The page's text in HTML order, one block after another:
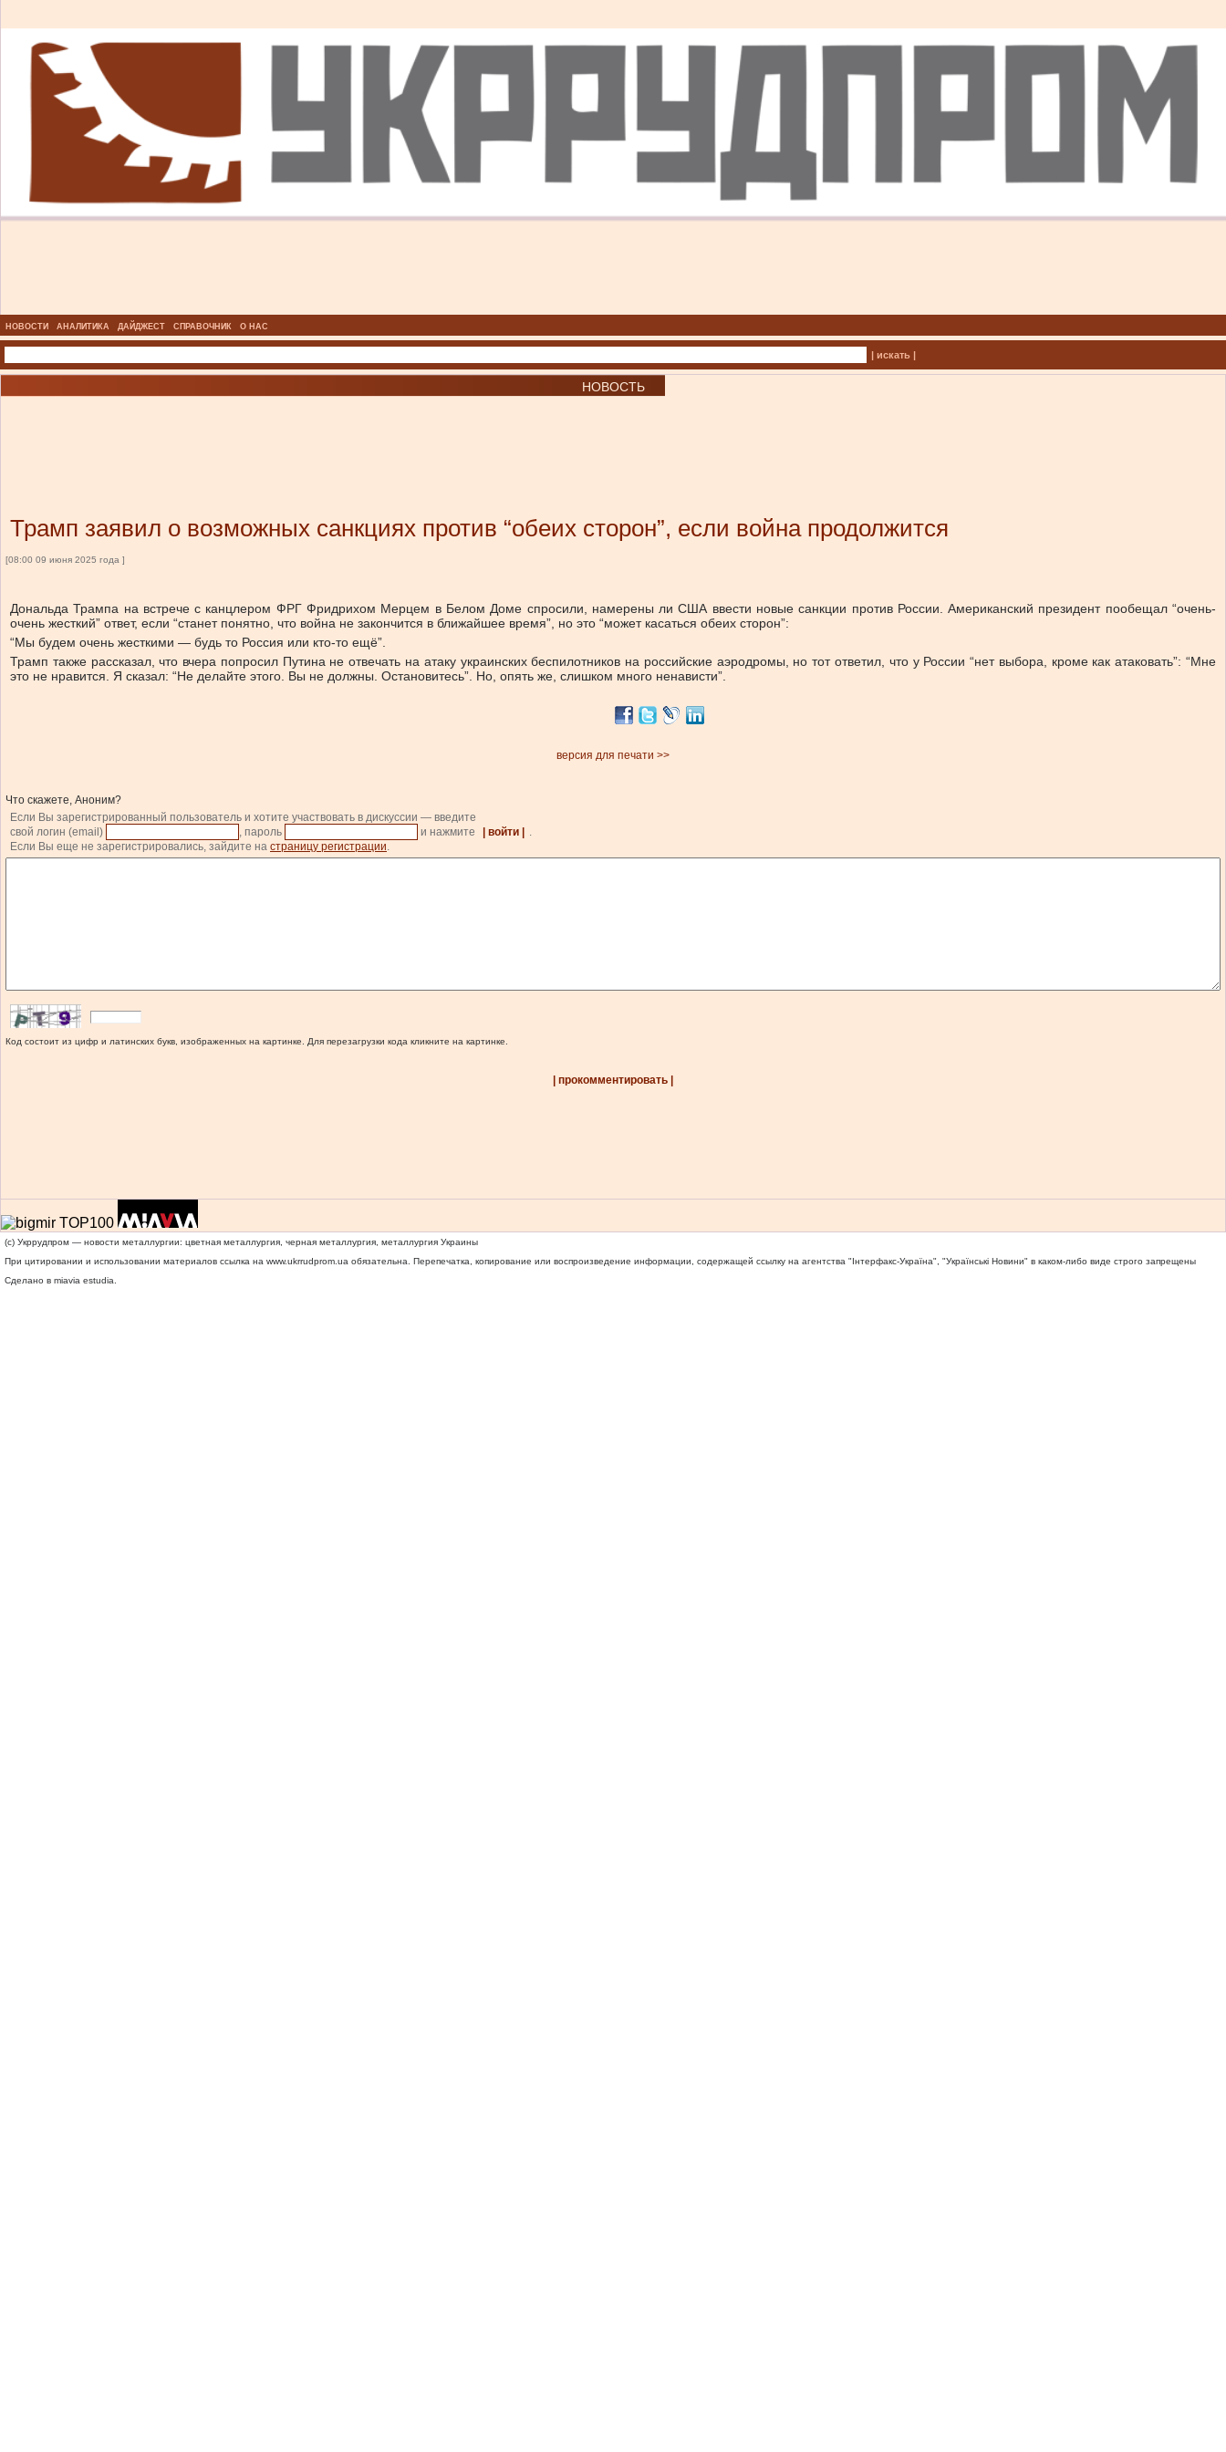
НОВОСТИ АНАЛИТИКА ДАЙДЖЕСТ СПРАВОЧНИК О НАС
| искать |
НОВОСТЬ
Трамп заявил о возможных санкциях против “обеих сторон”, если война продолжится
[08:00 09 июня 2025 года ]
Дональда Трампа на встрече с канцлером ФРГ Фридрихом Мерцем в Белом Доме спросили, намерены ли США ввести новые санкции против России. Американский президент пообещал “очень-
очень жесткий” ответ, если “станет понятно, что война не закончится в ближайшее время”, но это “может касаться обеих сторон”:
“Мы будем очень жесткими — будь то Россия или кто-то ещё”.
Трамп также рассказал, что вчера попросил Путина не отвечать на атаку украинских беспилотников на российские аэродромы, но тот ответил, что у России “нет выбора, кроме как атаковать”: “Мне
это не нравится. Я сказал: “Не делайте этого. Вы не должны. Остановитесь”. Но, опять же, слишком много ненависти”.
версия для печати >>
Что скажете, Аноним?
Если Вы зарегистрированный пользователь и хотите участвовать в дискуссии — введите
свой логин (email)
, пароль и нажмите | войти |
.
Если Вы еще не зарегистрировались, зайдите на страницу регистрации.
Код состоит из цифр и латинских букв, изображенных на картинке. Для перезагрузки кода кликните на картинке.
| прокомментировать |
(c) Укррудпром — новости металлургии: цветная металлургия, черная металлургия, металлургия Украины
При цитировании и использовании материалов ссылка на www.ukrrudprom.ua обязательна. Перепечатка, копирование или воспроизведение информации, содержащей ссылку на агентства "Iнтерфакс-Україна", "Українськi Новини" в каком-либо виде строго запрещены
Сделано в miavia estudia.